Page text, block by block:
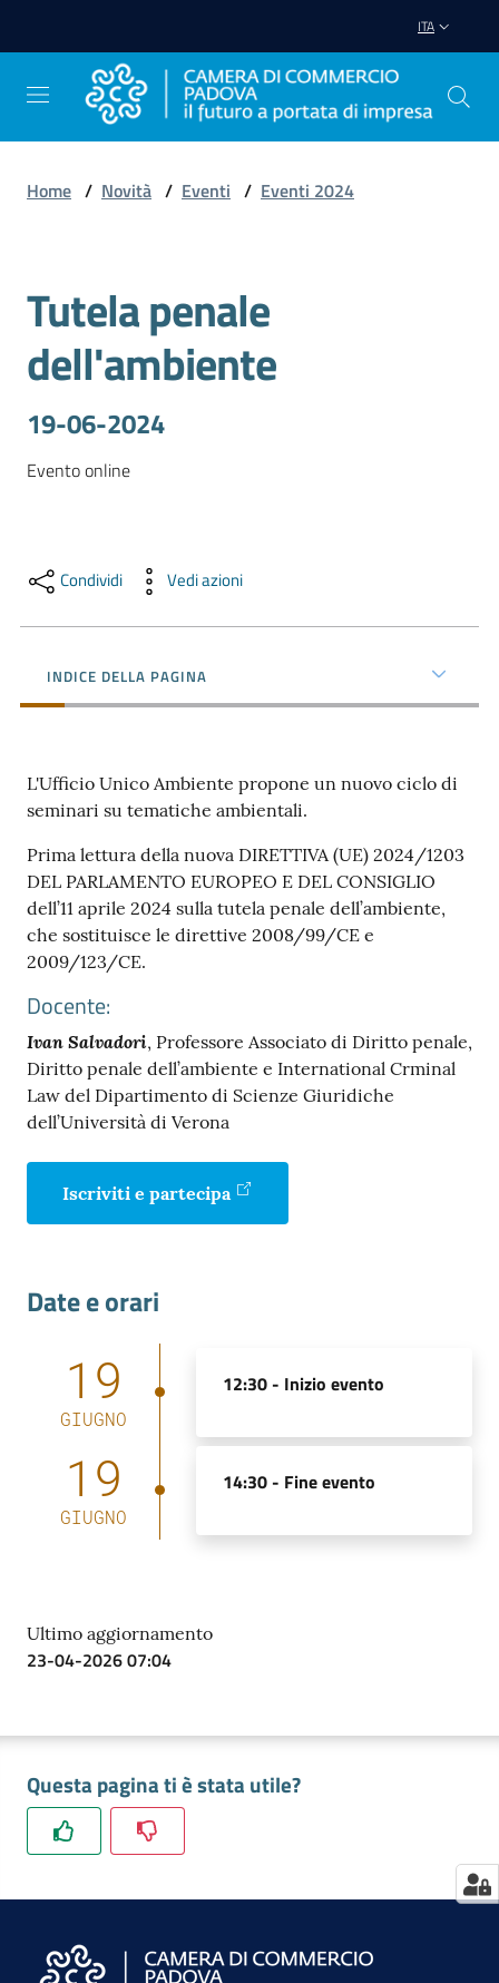
ITA
Gestire
Impresa
Promuovere
Impresa
Tutelare
Consumatore
Impresa
Digitale
La
Camera
Prenota
zione
on line
Servizi
online
Sala
Stampa
Home / Novità / Eventi / Eventi 2024
Salta al contenuto
Tutela penale
dell'ambiente
19-06-2024
Evento online
Condividi Vedi azioni
INDICE DELLA PAGINA
L'Ufficio Unico Ambiente propone un nuovo ciclo di
seminari su tematiche ambientali.
Prima lettura della nuova DIRETTIVA (UE) 2024/1203
DEL PARLAMENTO EUROPEO E DEL CONSIGLIO
dell’11 aprile 2024 sulla tutela penale dell’ambiente,
che sostituisce le direttive 2008/99/CE e
2009/123/CE.
Docente:
Ivan Salvadori, Professore Associato di Diritto penale,
Diritto penale dell’ambiente e International Crminal
Law del Dipartimento di Scienze Giuridiche
dell’Università di Verona
Iscriviti e partecipa
Date e orari
19
GIUGNO
12:30 - Inizio evento
19
GIUGNO
14:30 - Fine evento
Ultimo aggiornamento
23-04-2026 07:04
Questa pagina ti è stata utile?